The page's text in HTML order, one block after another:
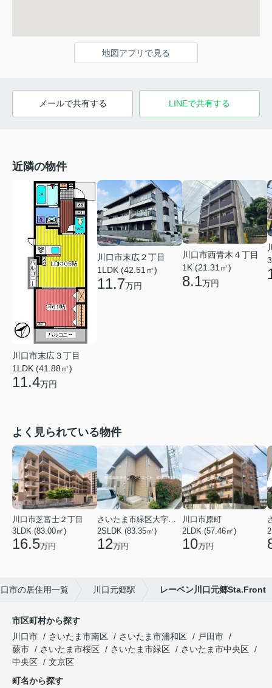
地図アプリで見る
メールで共有する LINEで共有する
近隣の物件
川口市末広３丁目
1LDK (41.88㎡)
11.4万円
川口市末広２丁目
1LDK (42.51㎡)
11.7万円
川口市西青木４丁目
1K (21.31㎡)
8.1万円
よく見られている物件
川口市芝富士２丁目
3LDK (83.00㎡)
16.5万円
2SLDK (83.35㎡)
12万円
川口市原町
2LDK (57.46㎡)
10万円
市の居住用一覧 川口元郷駅 レーベン川口元郷Sta.Front
市区町村から探す
川口市
さいたま市南区 さいたま市浦和区
戸田市
蕨市
さいたま市桜区 さいたま市緑区
さいたま市中央区
中央区
文京区
町名から探す